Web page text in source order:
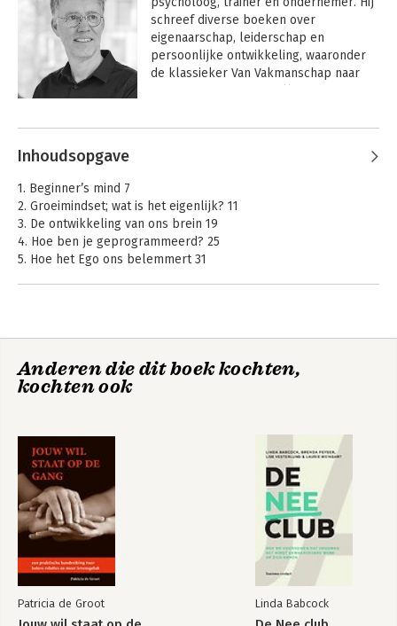
schreef diverse boeken over
eigenaarschap, leiderschap en
persoonlijke ontwikkeling, waaronder
de klassieker Van Vakmanschap naar
komt? en de toegankelijke boeken
Pieter is eigenaar van Jump Serious
Games en oprichter van P&A
Talentontwikkeling. Sinds enkele jaren
is hij vooral actief als spreker, auteur
en als ontwikkelaar van
ervaringsgerichte werkvormen en
Als spreker nodigt Pieter je uit om je te
te nemen met middelmatigheid. Hij doet
Andere boeken door Pieter van der
Haak
Faciliterend
Leidinggeven
Wie zorgt dat het
Inhoudsopgave
1. Beginner’s mind 7
2. Groeimindset; wat is het eigenlijk? 11
3. De ontwikkeling van ons brein 19
4. Hoe ben je geprogrammeerd? 25
5. Hoe het Ego ons belemmert 31
Nawoord 59
Anderen die dit boek kochten,
kochten ook
Patricia de Groot Linda Babcock